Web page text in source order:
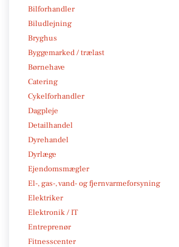
Bilforhandler
Biludlejning
Bryghus
Byggemarked / trælast
Børnehave
Catering
Cykelforhandler
Dagpleje
Detailhandel
Dyrehandel
Dyrlæge
Ejendomsmægler
El-, gas-, vand- og fjernvarmeforsyning
Elektriker
Elektronik / IT
Entreprenør
Fitnesscenter